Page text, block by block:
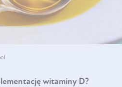
witaminy D?